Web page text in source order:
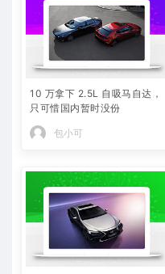
10 万拿下 2.5L 自吸马自达，
只可惜国内暂时没份
包小可